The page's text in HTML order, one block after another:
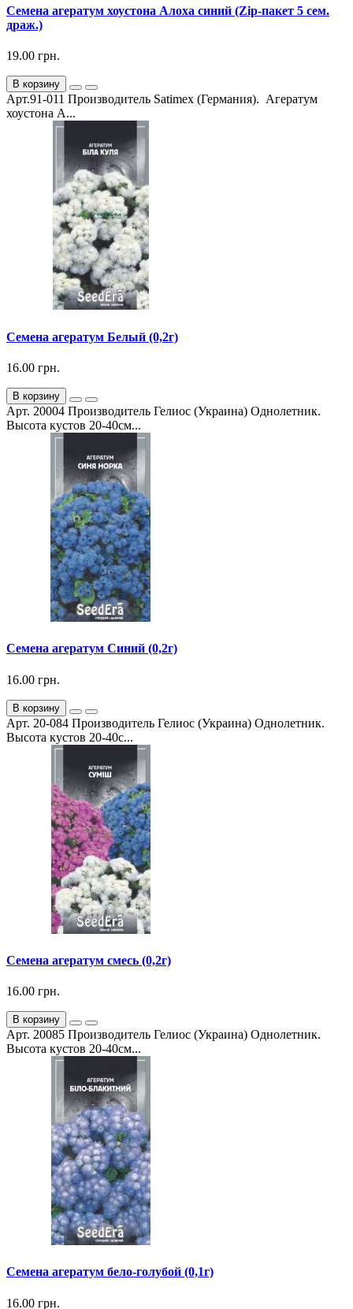
Семена агератум хоустона Алоха синий (Zip-пакет 5 сем.
драж.)
19.00 грн.
В корзину
Арт.91-011 Производитель Satimex (Германия). Агератум
хоустона А...
Семена агератум Белый (0,2г)
16.00 грн.
В корзину
Арт. 20004 Производитель Гелиос (Украина) Однолетник.
Высота кустов 20-40см...
Семена агератум Синий (0,2г)
16.00 грн.
В корзину
Арт. 20-084 Производитель Гелиос (Украина) Однолетник.
Высота кустов 20-40с...
Семена агератум смесь (0,2г)
16.00 грн.
В корзину
Арт. 20085 Производитель Гелиос (Украина) Однолетник.
Высота кустов 20-40см...
Семена агератум бело-голубой (0,1г)
16.00 грн.